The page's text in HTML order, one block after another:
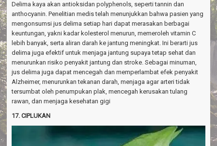
Delima kaya akan antioksidan polyphenols, seperti tannin dan
anthocyanin. Penelitian medis telah menunjukkan bahwa pasien yang
mengonsumsi jus delima setiap hari dapat merasakan berbagai
keuntungan, yakni kadar kolesterol menurun, memeroleh vitamin C
lebih banyak, serta aliran darah ke jantung meningkat. Ini berarti jus
delima juga efektif untuk menjaga jantung supaya tetap sehat dan
menurunkan risiko penyakit jantung dan stroke. Sebagai minuman,
jus delima juga dapat mencegah dan memperlambat efek penyakit
Alzheimer, menurunkan tekanan darah, menjaga agar arteri tidak
tersumbat oleh penumpukan plak, mencegah kerusakan tulang
rawan, dan menjaga kesehatan gigi
17. CIPLUKAN